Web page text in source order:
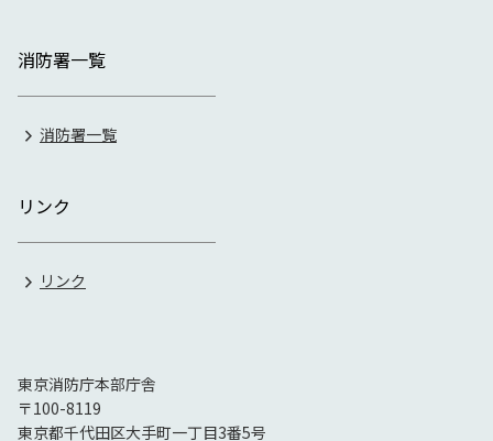
消防署一覧
消防署一覧
リンク
リンク
東京消防庁本部庁舎
〒100-8119
東京都千代田区大手町一丁目3番5号